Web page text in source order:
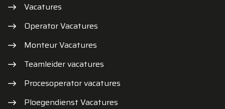
Vacatures
Operator Vacatures
Monteur Vacatures
Teamleider vacatures
Procesoperator vacatures
Ploegendienst Vacatures